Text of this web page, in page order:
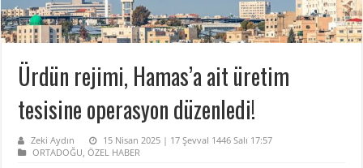
Ürdün rejimi, Hamas’a ait üretim
tesisine operasyon düzenledi!
Zeki Aydın
15 Nisan 2025 | 17 Şevval 1446 Salı 17:57
ORTADOĞU,ÖZEL HABER